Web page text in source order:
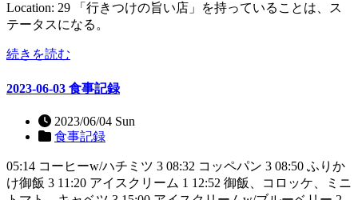
Location: 29 「行きつけの旨い店」を持っていることは、ス
テータスになる。
続きを読む
2023-06-03 食事記録
2023/06/04 Sun
食事記録
05:14 コーヒーw/ハチミツ 3 08:32 コッペパン 3 08:50 ふりか
け御飯 3 11:20 アイスクリーム 1 12:52 御飯、コロッケ、ミニ